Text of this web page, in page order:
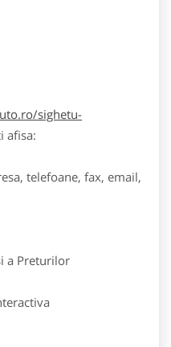
sighetu-
afisa:
telefoane, fax, email,
a Preturilor